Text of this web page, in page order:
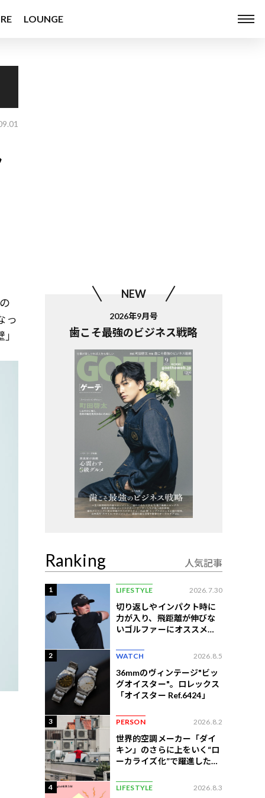
LOUNGE
っ
NEW
2026年9月号
歯こそ最強のビジネス戦略
Ranking 人気記事
1 LIFESTYLE 2026.7.30
切り返しやインパクト時に
力が入り、飛距離が伸びな
いゴルファーにオススメの
2 WATCH 2026.8.5
36mmのヴィンテージ"ビッ
グオイスター"。ロレックス
「オイスター Ref.6424」
3 PERSON 2026.8.2
世界的空調メーカー「ダイ
キン」のさらに上をいく“ロ
ーカライズ化”で躍進したイ
4 LIFESTYLE 2026.8.3